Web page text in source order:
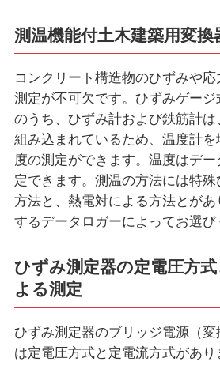
測温機能付土木建築用変換
コンクリート構造物のひずみや
測定が不可欠です。ひずみゲー
のうち、ひずみ計および鉄筋計
組み込まれているため、温度計
度の測定ができます。温度はデ
定できます。測温の方法には特
方法と、熱電対による方法とがあ
するデータロガーによってお選び
ひずみ測定器の定電圧方
よる測定
ひずみ測定器のブリッジ電源（
は定電圧方式と定電流方式があり